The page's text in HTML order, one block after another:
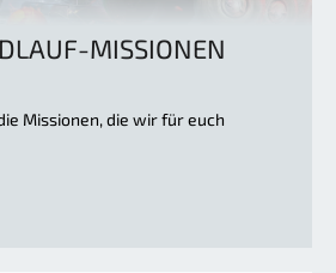
MISSIONEN
Missionen, die wir für euch